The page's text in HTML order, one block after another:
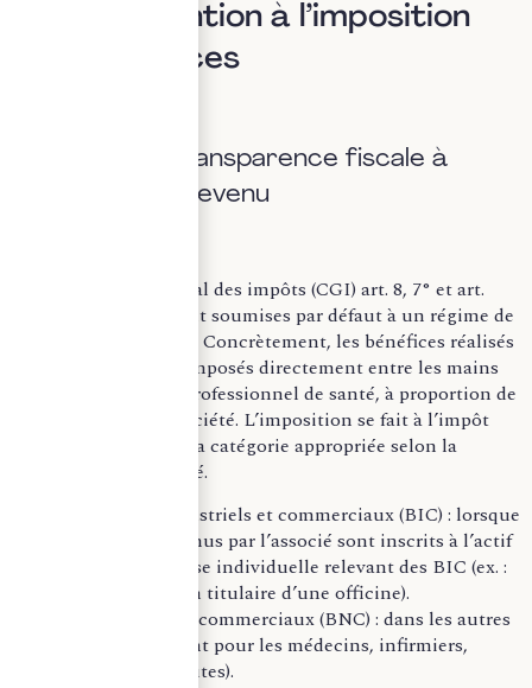
SISA : attention à l’imposition
des bénéfices
A. Principe : transparence fiscale à
l’impôt sur le revenu
Selon le Code général des impôts (CGI) art. 8, 7° et art.
206, 3-j, les SISA sont soumises par défaut à un régime de
transparence fiscale. Concrètement, les bénéfices réalisés
par la société sont imposés directement entre les mains
de chaque associé professionnel de santé, à proportion de
ses droits dans la société. L’imposition se fait à l’impôt
sur le revenu, dans la catégorie appropriée selon la
situation de l’associé.
Bénéfices industriels et commerciaux (BIC) : lorsque
les droits détenus par l’associé sont inscrits à l’actif
d’une entreprise individuelle relevant des BIC (ex. :
un pharmacien titulaire d’une officine).
Bénéfices non commerciaux (BNC) : dans les autres
cas (notamment pour les médecins, infirmiers,
kinésithérapeutes).